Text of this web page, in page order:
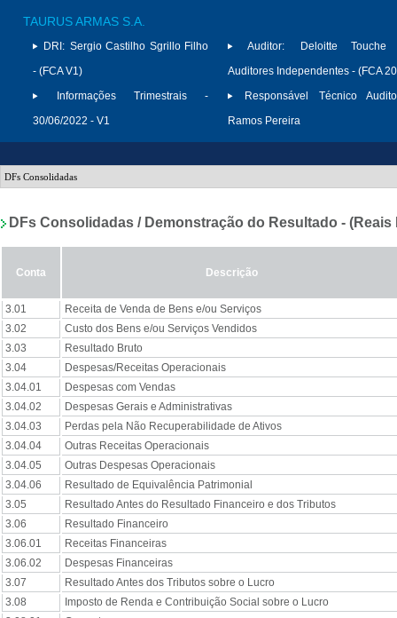
TAURUS ARMAS S.A.
DRI: Sergio Castilho Sgrillo Filho
- (FCA V1)
Informações Trimestrais -
30/06/2022 - V1
Auditor:
Deloitte Touche
Auditores Independentes - (FCA
Responsável Técnico
Ramos Pereira